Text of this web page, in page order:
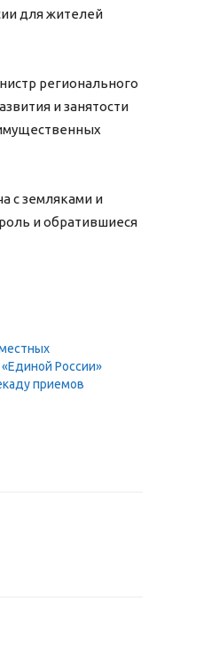
для жителей
регионального
и занятости
с земляками и
и обратившиеся
России»
приемов